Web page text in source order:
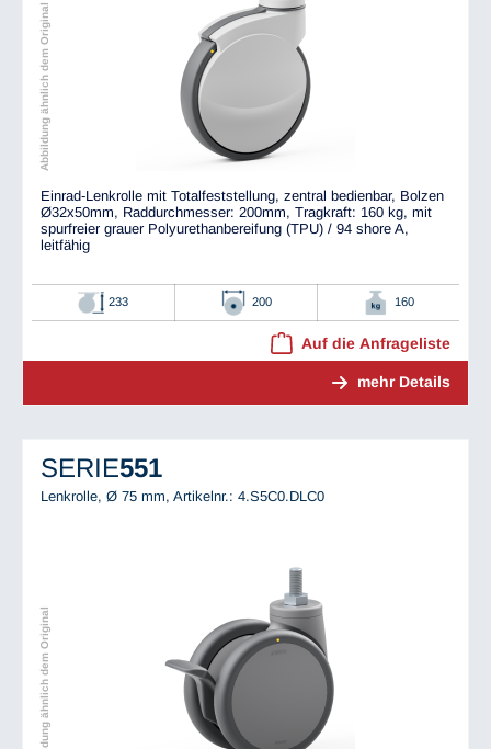
Abbildung ähnlich dem Original
Einrad-Lenkrolle mit Totalfeststellung, zentral bedienbar, Bolzen
Ø32x50mm, Raddurchmesser: 200mm, Tragkraft: 160 kg, mit
spurfreier grauer Polyurethanbereifung (TPU) / 94 shore A,
leitfähig
233 200 160
Auf die Anfrageliste
mehr Details
SERIE551
Lenkrolle, Ø 75 mm, Artikelnr.: 4.S5C0.DLC0
Abbildung ähnlich dem Original